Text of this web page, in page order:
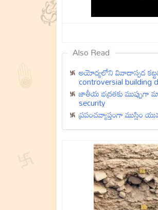
Also Read
అయోధ్యలోని వివాదాస్పద
controversial building
జాతీయ భద్రతకు ముప్పుగా
security
ప్రపంచవ్యాప్తంగా ముస్లిం